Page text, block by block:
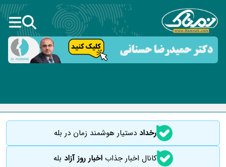
رخداددستیار هوشمند زمان در بله
کانال اخبار جذاباخبار روز آزاد بله